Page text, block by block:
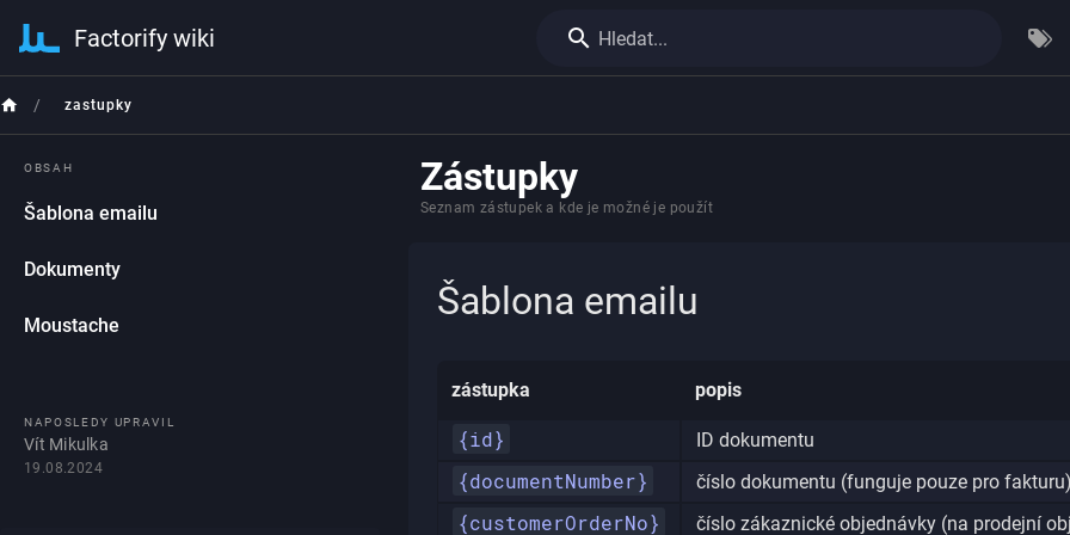
Factorify wiki Hledat...
/ zastupky
Zástupky
Seznam zástupek a kde je možné je použít
OBSAH
Šablona emailu
Dokumenty
Moustache
NAPOSLEDY UPRAVIL
Vít Mikulka
19.08.2024
Šablona emailu
zástupka popis
{id} ID dokumentu
{documentNumber} číslo dokumentu (funguje pouze pro fakturu)
{customerOrderNo} číslo zákaznické objednávky (na prodejní